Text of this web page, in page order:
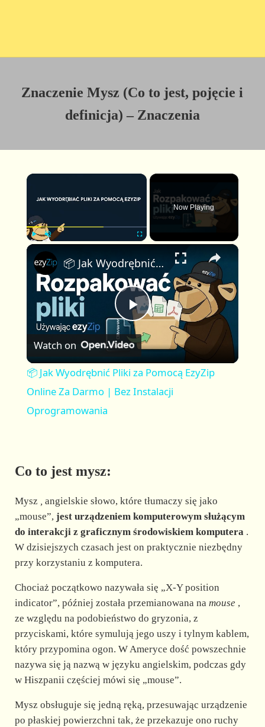
Znaczenie Mysz (Co to jest, pojęcie i
definicja) – Znaczenia
×
l n
m
u
t
e
u
l
c
n
Now Playing
×
P
a
i
d
e
o
📦 Jak Wyodrębnić Pliki za Pomocą EzyZip Online Za Darmo | Bez Instalacji Oprogramowania
Watch on
📦 Jak Wyodrębnić Pliki za Pomocą EzyZip
Online Za Darmo | Bez Instalacji
Oprogramowania
Co to jest mysz:
Mysz , angielskie słowo, które tłumaczy się jako
„mouse”, jest urządzeniem komputerowym służącym
do interakcji z graficznym środowiskiem komputera.
W dzisiejszych czasach jest on praktycznie niezbędny
przy korzystaniu z komputera.
Chociaż początkowo nazywała się „X-Y position
indicator”, później została przemianowana na mouse ,
ze względu na podobieństwo do gryzonia, z
przyciskami, które symulują jego uszy i tylnym kablem,
który przypomina ogon. W Ameryce dość powszechnie
nazywa się ją nazwą w języku angielskim, podczas gdy
w Hiszpanii częściej mówi się „mouse”.
Mysz obsługuje się jedną ręką, przesuwając urządzenie
po płaskiej powierzchni tak, że przekazuje ono ruchy